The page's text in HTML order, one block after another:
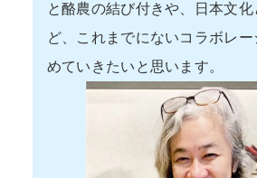
と酪農の結び付きや、日本文
ど、これまでにないコラボレ
めていきたいと思います。